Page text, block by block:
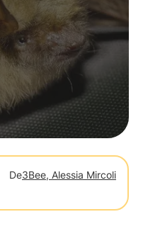
de defensa,
emitir sonidos
ahuyentarlos.
De3Bee, Alessia Mircoli